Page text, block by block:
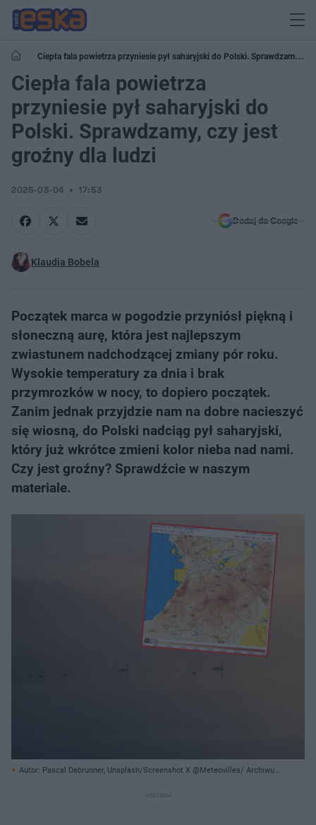
Ciepła fala powietrza przyniesie pył saharyjski do Polski. Sprawdzamy,
czy jest groźny dla ludzi
Ciepła fala powietrza
przyniesie pył saharyjski do
Polski. Sprawdzamy, czy jest
groźny dla ludzi
2025-03-04 17:53
Dodaj do Google
Klaudia Bobela
Początek marca w pogodzie przyniósł piękną i
słoneczną aurę, która jest najlepszym
zwiastunem nadchodzącej zmiany pór roku.
Wysokie temperatury za dnia i brak
przymrozków w nocy, to dopiero początek.
Zanim jednak przyjdzie nam na dobre nacieszyć
się wiosną, do Polski nadciąg pył saharyjski,
który już wkrótce zmieni kolor nieba nad nami.
Czy jest groźny? Sprawdźcie w naszym
materiale.
Autor: Pascal Debrunner, Unsplash/Screenshot X @Meteovilles/ Archiwum